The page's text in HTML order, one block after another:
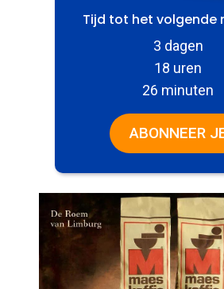
Tijd tot het volgende
3 dagen
18 uren
26 minuten
ABONNEER